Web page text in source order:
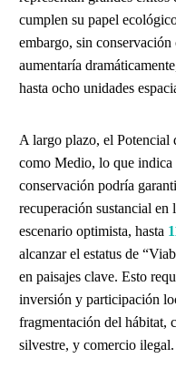
cumplen su papel
embargo, sin
aumentaría
hasta ocho unidades
A largo plazo, el Potencial
como Medio, lo que
conservación podría
recuperación sustancial en
escenario optimista, hasta
alcanzar el estatus de
en paisajes clave. Esto
inversión y participación
fragmentación del hábitat,
silvestre, y comercio ilegal.